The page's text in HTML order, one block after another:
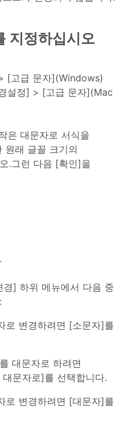
지정하십시오
[고급 문자](Windows)
설정] > [고급 문자](Mac
은 대문자로 서식을
원래 글꼴 크기의
.그런 다음 [확인]을
] 하위 메뉴에서 다음 중
로 변경하려면 [소문자]를
대문자로 하려면
문자로]를 선택합니다.
로 변경하려면 [대문자]를